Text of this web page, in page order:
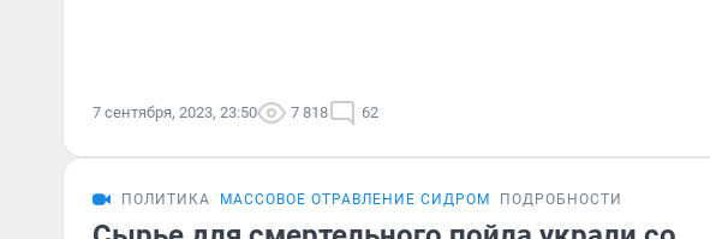
7 сентября, 2023, 23:50 7 818 62
ПОЛИТИКА МАССОВОЕ ОТРАВЛЕНИЕ СИДРОМ ПОДРОБНОСТИ